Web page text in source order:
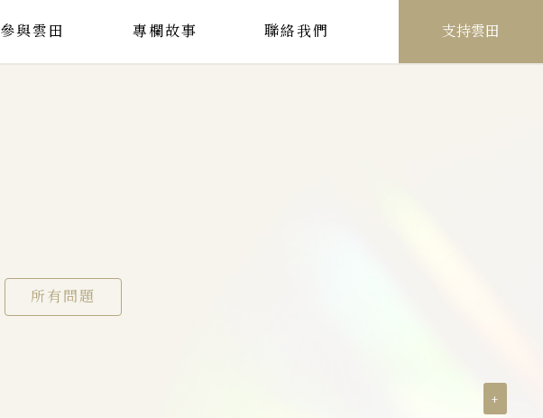
參與雲田 專欄故事 聯絡我們 支持雲田
所有問題
+